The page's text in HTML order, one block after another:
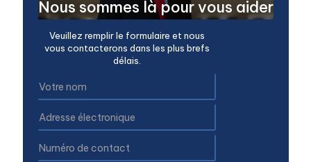
Nous sommes là pour vous aider
Veuillez remplir le formulaire et nous
vous contacterons dans les plus brefs
délais.